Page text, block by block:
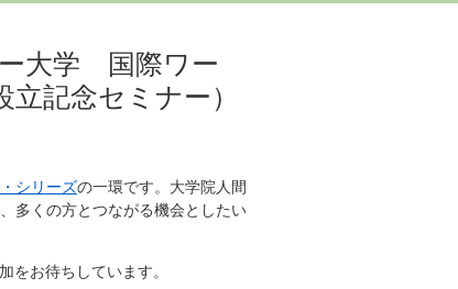
ー大学 国際ワー
記念セミナー）
シリーズの一環です。大学院人間
多くの方とつながる機会としたい
をお待ちしています。